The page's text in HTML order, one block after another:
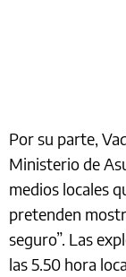
Por su parte,
Ministerio de
medios locales
pretenden
seguro”. Las
las 5.50 hora